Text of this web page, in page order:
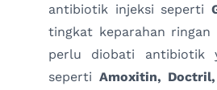
antibiotik injeksi seperti
tingkat keparahan ringan
perlu diobati antibiotik
seperti Amoxitin, Doctril,